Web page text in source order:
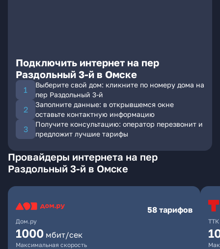
Подключить интернет на пер
Раздольный 3-й в Омске
Выберите свой дом: кликните по номеру дома на
пер Раздольный 3-й
Заполните данные: в открывшемся окне
оставьте контактную информацию
Получите консультацию: оператор перезвонит и
предложит лучшие тарифы
Провайдеры интернета на пер
Раздольный 3-й в Омске
Дом.ру
58 тарифов
1000 мбит/сек
Максимальная скорость
ТТК